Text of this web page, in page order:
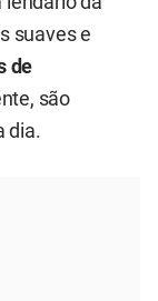
suaves e
de
são
dia.